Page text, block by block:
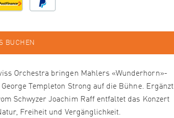
BUCHEN
Orchestra bringen Mahlers «Wunderhorn»-
Templeton Strong auf die Bühne. Ergänzt
Schwyzer Joachim Raff entfaltet das Konzert
Freiheit und Vergänglichkeit.